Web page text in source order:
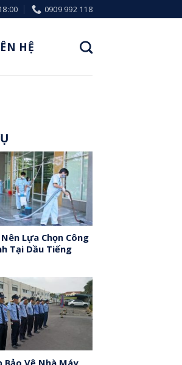
0909 992 118
HỆ
Lựa Chọn Công
Tại Dầu Tiếng
Bảo Vệ Nhà Máy